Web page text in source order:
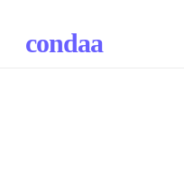
condaa